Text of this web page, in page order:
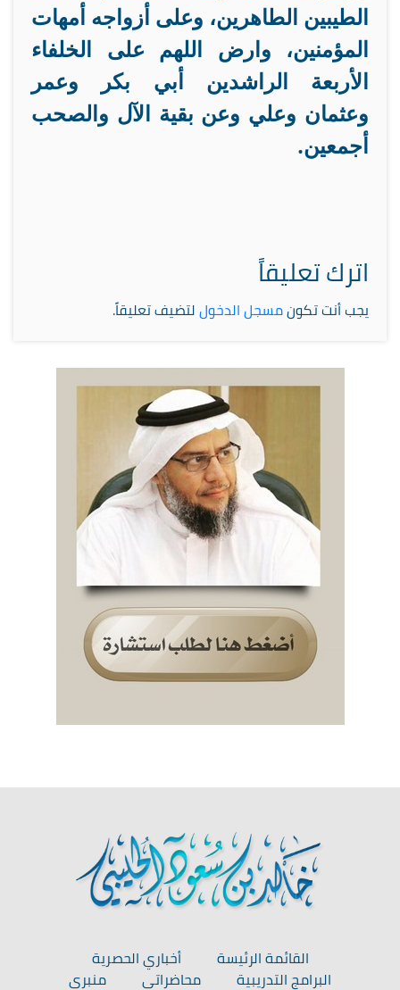
الطيبين الطاهرين، وعلى أزواجه أمهات
المؤمنين، وارض اللهم على الخلفاء
الأربعة الراشدين أبي بكر وعمر
وعثمان وعلي وعن بقية الآل والصحب
أجمعين.
اترك تعليقاً
يجب أنت تكونمسجل الدخوللتضيف تعليقاً.
القائمة الرئيسة
أخباري الحصرية
البرامج التدريبية
محاضراتي
منبري